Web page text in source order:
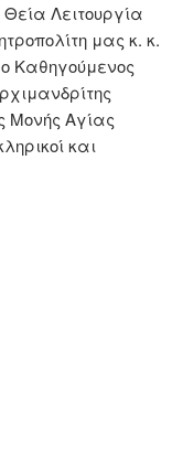
Λειτουργία
μας κ. κ.
Καθηγούμενος
Μονής Αγίας
και